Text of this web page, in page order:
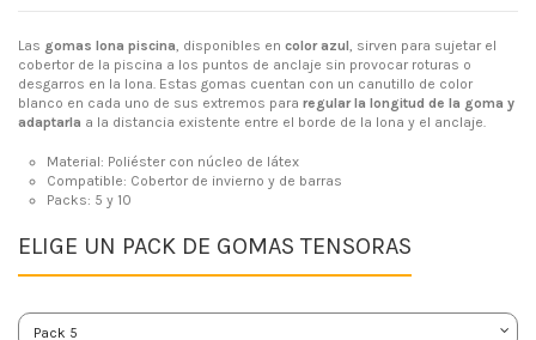
Las gomas lona piscina, disponibles en color azul, sirven para sujetar el
cobertor de la piscina a los puntos de anclaje sin provocar roturas o
desgarros en la lona. Estas gomas cuentan con un canutillo de color
blanco en cada uno de sus extremos para regular la longitud de la goma y
adaptarla a la distancia existente entre el borde de la lona y el anclaje.
Material: Poliéster con núcleo de látex
Compatible: Cobertor de invierno y de barras
Packs: 5 y 10
ELIGE UN PACK DE GOMAS TENSORAS